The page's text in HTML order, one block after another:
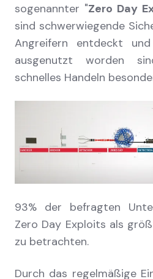
sogenannter "Zero Day
sind schwerwiegende
Angreifern entdeckt
ausgenutzt worden
schnelles Handeln
93% der befragten
Zero Day Exploits als
zu betrachten.
Durch das regelmäßige